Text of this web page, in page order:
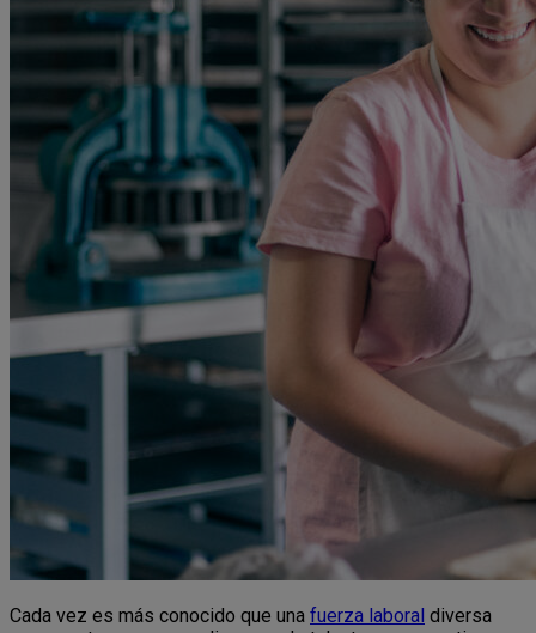
Cada vez es más conocido que una fuerza laboral diversa